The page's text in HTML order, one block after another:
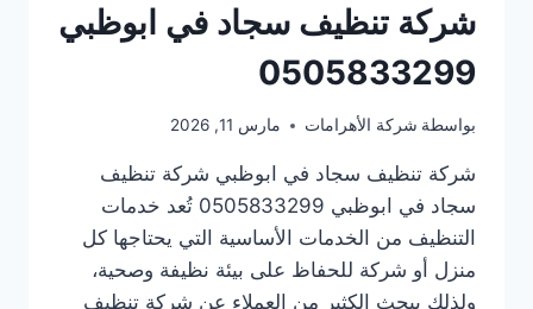
شركة تنظيف سجاد في ابوظبي
0505833299
بواسطة شركة الأهرامات مارس 11, 2026
شركة تنظيف سجاد في ابوظبي شركة تنظيف
سجاد في ابوظبي 0505833299 تُعد خدمات
التنظيف من الخدمات الأساسية التي يحتاجها كل
منزل أو شركة للحفاظ على بيئة نظيفة وصحية،
ولذلك يبحث الكثير من العملاء عن شركة تنظيف